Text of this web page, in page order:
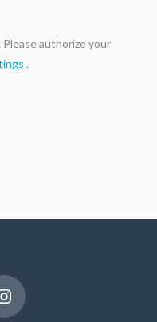
authorize your
.